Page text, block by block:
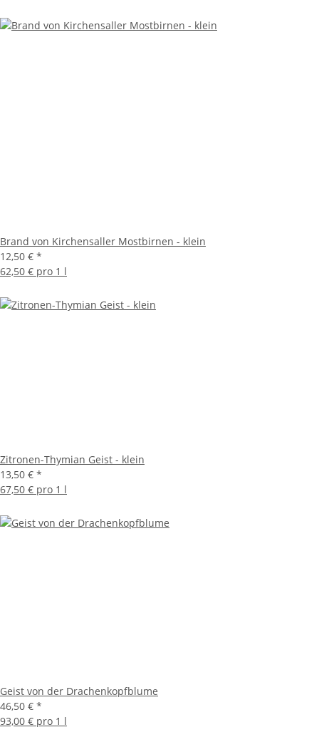
Brand von Kirchensaller Mostbirnen - klein
12,50 € *
62,50 € pro 1 l
Zitronen-Thymian Geist - klein
13,50 € *
67,50 € pro 1 l
Geist von der Drachenkopfblume
46,50 € *
93,00 € pro 1 l